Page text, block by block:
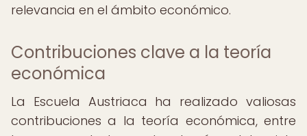
relevancia en el ámbito económico.
Contribuciones clave a la teoría
económica
La Escuela Austriaca ha realizado valiosas
contribuciones a la teoría económica, entre